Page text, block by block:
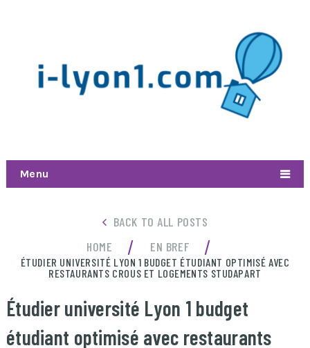
Menu
BACK TO ALL POSTS
HOME
/ EN BREF /
ÉTUDIER UNIVERSITÉ LYON 1 BUDGET ÉTUDIANT OPTIMISÉ AVEC
RESTAURANTS CROUS ET LOGEMENTS STUDAPART
Étudier université Lyon 1 budget
étudiant optimisé avec restaurants